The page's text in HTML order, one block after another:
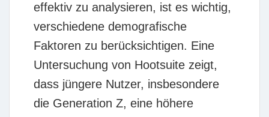
effektiv zu analysieren, ist es wichtig,
verschiedene demografische
Faktoren zu berücksichtigen. Eine
Untersuchung von Hootsuite zeigt,
dass jüngere Nutzer, insbesondere
die Generation Z, eine höhere